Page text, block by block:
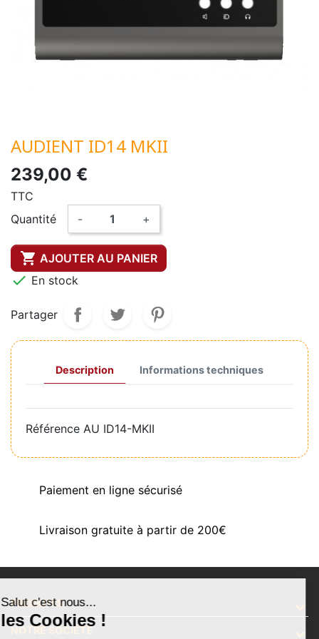
AUDIENT ID14 MKII
239,00 €
TTC
Quantité
- +
 AJOUTER AU PANIER
 En stock
Partager
Description Informations techniques
Référence AU ID14-MKII
Paiement en ligne sécurisé
Livraison gratuite à partir de 200€
PRODUITS
NOTRE SOCIÉTÉ
Salut c'est nous...
les Cookies !